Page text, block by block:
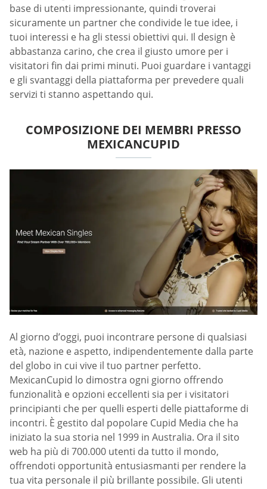
base di utenti impressionante, quindi troverai
sicuramente un partner che condivide le tue idee, i
tuoi interessi e ha gli stessi obiettivi qui. Il design è
abbastanza carino, che crea il giusto umore per i
visitatori fin dai primi minuti. Puoi guardare i vantaggi
e gli svantaggi della piattaforma per prevedere quali
servizi ti stanno aspettando qui.
COMPOSIZIONE DEI MEMBRI PRESSO
MEXICANCUPID
Al giorno d’oggi, puoi incontrare persone di qualsiasi
età, nazione e aspetto, indipendentemente dalla parte
del globo in cui vive il tuo partner perfetto.
MexicanCupid lo dimostra ogni giorno offrendo
funzionalità e opzioni eccellenti sia per i visitatori
principianti che per quelli esperti delle piattaforme di
incontri. È gestito dal popolare Cupid Media che ha
iniziato la sua storia nel 1999 in Australia. Ora il sito
web ha più di 700.000 utenti da tutto il mondo,
offrendoti opportunità entusiasmanti per rendere la
tua vita personale il più brillante possibile. Gli utenti